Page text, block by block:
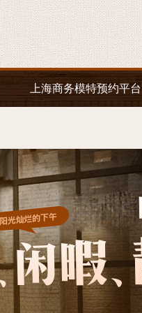
上海商务模特预约平台